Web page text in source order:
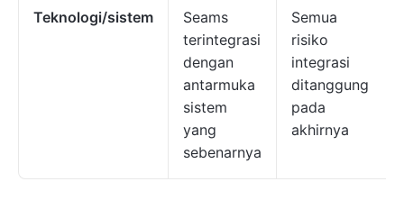
Teknologi/sistem
Seams
terintegrasi
dengan
antarmuka
sistem
yang
sebenarnya
Semua
risiko
integrasi
ditanggung
pada
akhirnya